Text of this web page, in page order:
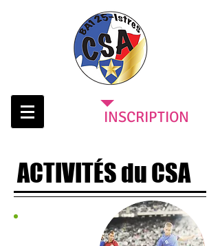
INSCRIPTION
ACTIVITÉS du CSA